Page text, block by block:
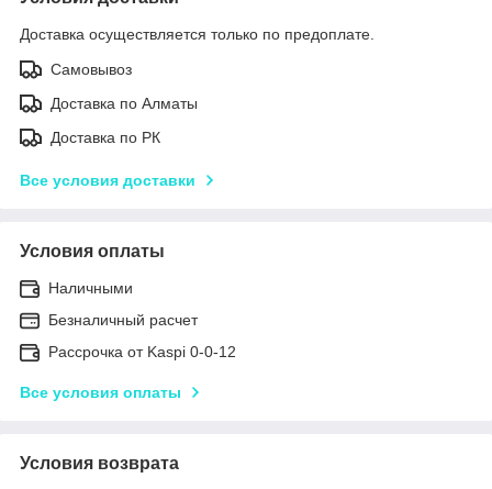
Доставка осуществляется только по предоплате.
Самовывоз
Доставка по Алматы
Доставка по РК
Все условия доставки
Условия оплаты
Наличными
Безналичный расчет
Рассрочка от Kaspi 0-0-12
Все условия оплаты
Условия возврата